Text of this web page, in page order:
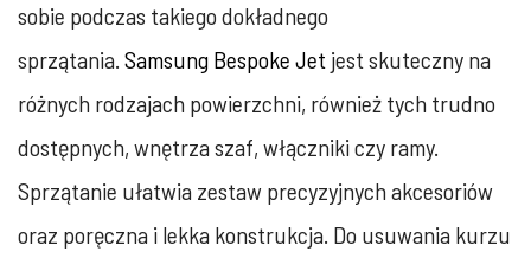
sobie podczas takiego dokładnego
sprzątania. Samsung Bespoke Jet jest skuteczny na
różnych rodzajach powierzchni, również tych trudno
dostępnych, wnętrza szaf, włączniki czy ramy.
Sprzątanie ułatwia zestaw precyzyjnych akcesoriów
oraz poręczna i lekka konstrukcja. Do usuwania kurzu